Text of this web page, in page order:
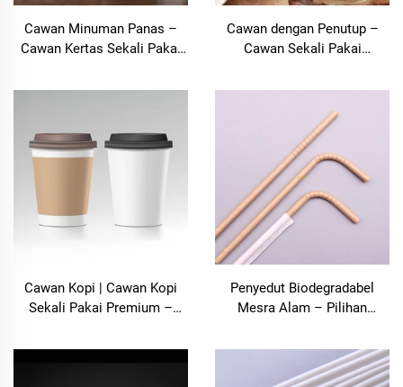
Cawan Minuman Panas –
Cawan Kertas Sekali Pakai
Minuman Panas
Cawan dengan Penutup –
Cawan Sekali Pakai
yang Ketat | Bolooming
Cawan Kopi | Cawan Kopi
Sekali Pakai Premium –
Technology Co., Ltd
Penyedut Biodegradabel
Mesra Alam – Pilihan